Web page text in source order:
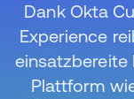
Dank Okta
Experience
einsatzbereite
Plattform